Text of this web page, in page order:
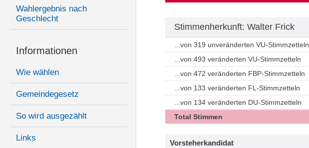
Wahlergebnis nach
Geschlecht
Informationen
Wie wählen
Gemeindegesetz
So wird ausgezählt
Links
Stimmenherkunft: Walter Frick
...von 319 unveränderten VU-Stimmzetteln
...von 493 veränderten VU-Stimmzetteln
...von 472 veränderten FBP-Stimmzetteln
...von 133 veränderten FL-Stimmzetteln
...von 134 veränderten DU-Stimmzetteln
Total Stimmen
Vorsteherkandidat